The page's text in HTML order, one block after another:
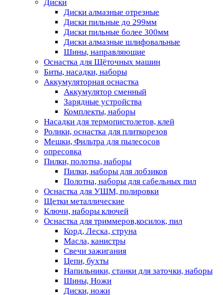
Диски
Диски алмазные отрезные
Диски пильные до 299мм
Диски пильные более 300мм
Диски алмазные шлифовальные
Шины, направляющие
Оснастка для Щёточных машин
Биты, насадки, наборы
Аккумуляторная оснастка
Аккумулятор сменный
Зарядные устройства
Комплекты, наборы
Насадки для термопистолетов, клей
Ролики, оснастка для плиткорезов
Мешки, Фильтра для пылесосов
опресовка
Пилки, полотна, наборы
Пилки, наборы для лобзиков
Полотна, наборы для сабельных пил
Оснастка для УШМ, полировки
Щетки металлические
Ключи, наборы ключей
Оснастка для триммеров,косилок, пил
Корд, Леска, струна
Масла, канистры
Свечи зажигания
Цепи, бухты
Напильники, станки для заточки, наборы
Шины, Ножи
Диски, ножи